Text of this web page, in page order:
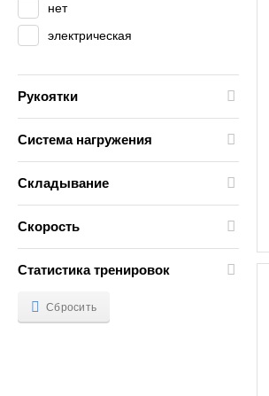
нет
электрическая
Рукоятки
Система нагружения
Складывание
Скорость
Статистика тренировок
Сбросить